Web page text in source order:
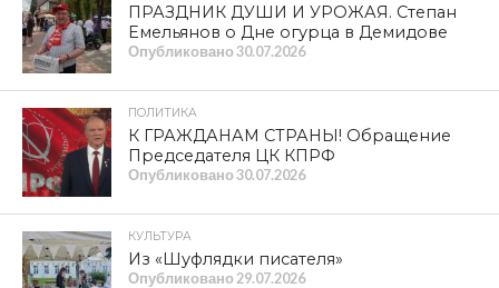
ПРАЗДНИК ДУШИ И УРОЖАЯ. Степан
Емельянов о Дне огурца в Демидове
Опубликовано30.07.2026
ПОЛИТИКА
К ГРАЖДАНАМ СТРАНЫ! Обращение
Председателя ЦК КПРФ
Опубликовано30.07.2026
КУЛЬТУРА
Из «Шуфлядки писателя»
Опубликовано 29.07.2026